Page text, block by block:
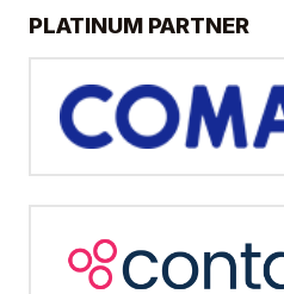
PLATINUM PARTNER